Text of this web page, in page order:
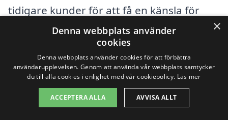
tidigare kunder för att få en känsla för
företagets kvalitet och service.
Genom att vara välinformerad kan du
göra ett klokt val och säkerställa att ditt
trädgårdsarbete i Sibble blir både prisvärt
×
Denna webbplats använder
cookies
Denna webbplats använder cookies för att förbättra
användarupplevelsen. Genom att använda vår webbplats samtycker
du till alla cookies i enlighet med vår cookiepolicy. Läs mer
ACCEPTERA ALLA AVVISA ALLT